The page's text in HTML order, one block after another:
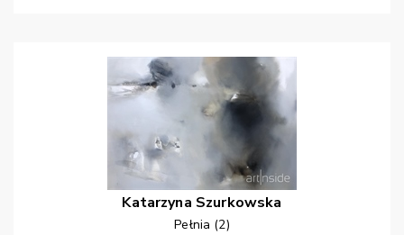
Katarzyna Szurkowska
Pełnia (2)